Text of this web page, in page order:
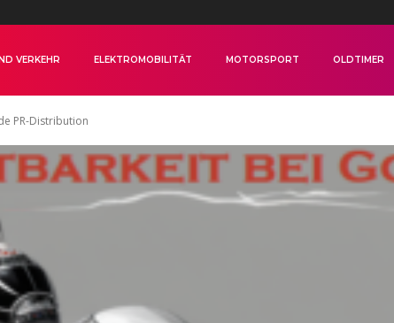
VERKEHR ELEKTROMOBILITÄT MOTORSPORT OLDTIMER
PR-Distribution